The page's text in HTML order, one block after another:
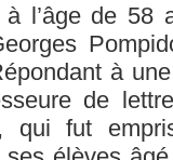
l’âge de 58
à
de
qui fut